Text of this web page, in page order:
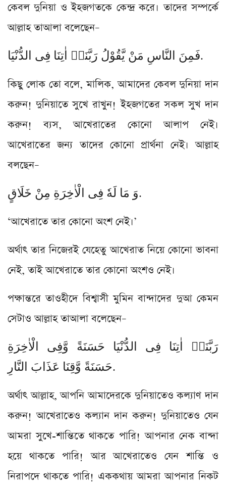
কেবল দুনিয়া ও ইহজগতকে কেন্দ্র করে। তাদের সম্পর্কে
আল্লাহ তাআলা বলেছেন–
فَمِنَ النَّاسِ مَنْ یَّقُوْلُ رَبَّنَاۤ اٰتِنَا فِی الدُّنْیَا.
কিছু লোক তো বলে, মালিক, আমাদের কেবল দুনিয়া দান
করুন! দুনিয়াতে সুখে রাখুন! ইহজগতের সকল সুখ দান
করুন! ব্যস, আখেরাতের কোনো আলাপ নেই।
আখেরাতের জন্য তাদের কোনো প্রার্থনা নেই। আল্লাহ
বলছেন–
وَ مَا لَهٗ فِی الْاٰخِرَةِ مِنْ خَلَاقٍ.
‘আখেরাতে তার কোনো অংশ নেই।’
অর্থাৎ তার নিজেরই যেহেতু আখেরাত নিয়ে কোনো ভাবনা
নেই, তাই আখেরাতে তার কোনো অংশও নেই।
পক্ষান্তরে তাওহীদে বিশ্বাসী মুমিন বান্দাদের দুআ কেমন
সেটাও আল্লাহ তাআলা বলেছেন–
رَبَّنَاۤ اٰتِنَا فِی الدُّنْیَا حَسَنَةً وَّفِی الْاٰخِرَةِ
حَسَنَةً وَّقِنَا عَذَابَ النَّارِ.
অর্থাৎ আল্লাহ, আপনি আমাদেরকে দুনিয়াতেও কল্যাণ দান
করুন! আখেরাতেও কল্যান দান করুন! দুনিয়াতেও যেন
আমরা সুখে-শান্তিতে থাকতে পারি! আপনার নেক বান্দা
হয়ে থাকতে পারি! আর আখেরাতেও যেন শান্তি ও
নিরাপদে থাকতে পারি! এককথায় আমরা আপনার নিকট